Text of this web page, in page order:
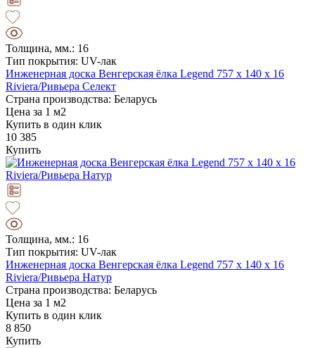
Толщина, мм.: 16
Тип покрытия: UV-лак
Инженерная доска Венгерская ёлка Legend 757 х 140 х 16
Riviera/Ривьера Селект
Страна производства: Беларусь
Цена за 1 м2
Купить в один клик
10 385
Купить
Толщина, мм.: 16
Тип покрытия: UV-лак
Инженерная доска Венгерская ёлка Legend 757 х 140 х 16
Riviera/Ривьера Натур
Страна производства: Беларусь
Цена за 1 м2
Купить в один клик
8 850
Купить